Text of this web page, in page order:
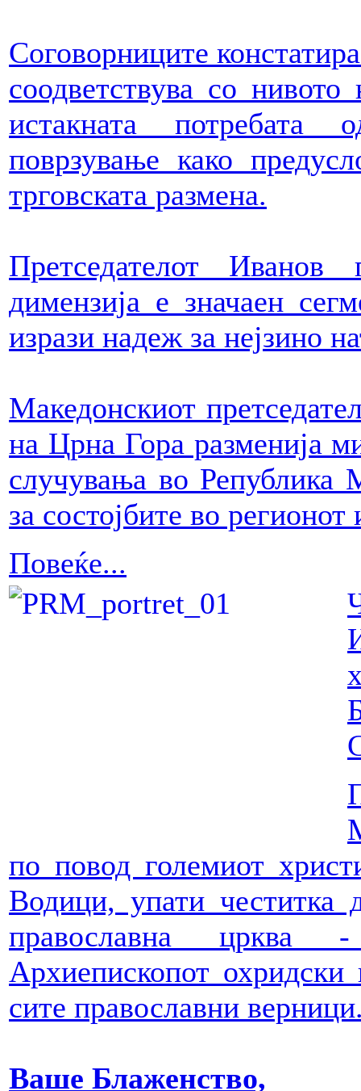
Соговорниците
соодветствува со
истакната потребата
поврзување како
трговската размена.
Претседателот Иванов
димензија е значаен
изрази надеж за нејзино
Македонскиот
на Црна Гора разменија
случувања во Република
за состојбите во
Повеќе...
по повод големиот
Водици, упати честитка
православна црква -
Архиепископот
сите православни
Ваше Блаженство,